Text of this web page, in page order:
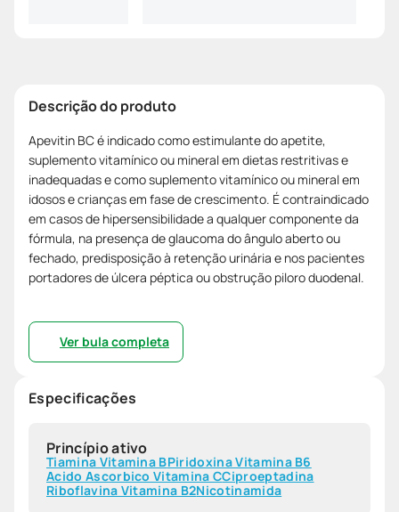
Descrição do produto
Apevitin BC é indicado como estimulante do apetite,
suplemento vitamínico ou mineral em dietas restritivas e
inadequadas e como suplemento vitamínico ou mineral em
idosos e crianças em fase de crescimento. É contraindicado
em casos de hipersensibilidade a qualquer componente da
fórmula, na presença de glaucoma do ângulo aberto ou
fechado, predisposição à retenção urinária e nos pacientes
portadores de úlcera péptica ou obstrução piloro duodenal.
Ver bula completa
Especificações
Princípio ativo
Tiamina Vitamina BPiridoxina Vitamina B6
Acido Ascorbico Vitamina CCiproeptadina
Riboflavina Vitamina B2Nicotinamida